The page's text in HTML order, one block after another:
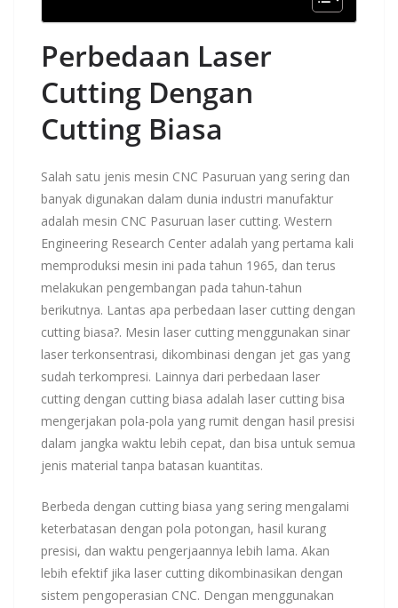
Perbedaan Laser
Cutting Dengan
Cutting Biasa
Salah satu jenis mesin CNC Pasuruan yang sering dan
banyak digunakan dalam dunia industri manufaktur
adalah mesin CNC Pasuruan laser cutting. Western
Engineering Research Center adalah yang pertama kali
memproduksi mesin ini pada tahun 1965, dan terus
melakukan pengembangan pada tahun-tahun
berikutnya. Lantas apa perbedaan laser cutting dengan
cutting biasa?. Mesin laser cutting menggunakan sinar
laser terkonsentrasi, dikombinasi dengan jet gas yang
sudah terkompresi. Lainnya dari perbedaan laser
cutting dengan cutting biasa adalah laser cutting bisa
mengerjakan pola-pola yang rumit dengan hasil presisi
dalam jangka waktu lebih cepat, dan bisa untuk semua
jenis material tanpa batasan kuantitas.
Berbeda dengan cutting biasa yang sering mengalami
keterbatasan dengan pola potongan, hasil kurang
presisi, dan waktu pengerjaannya lebih lama. Akan
lebih efektif jika laser cutting dikombinasikan dengan
sistem pengoperasian CNC. Dengan menggunakan